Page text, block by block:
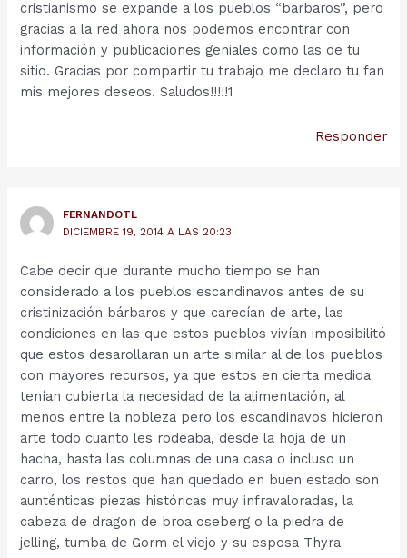
cristianismo se expande a los pueblos “barbaros”, pero
gracias a la red ahora nos podemos encontrar con
información y publicaciones geniales como las de tu
sitio. Gracias por compartir tu trabajo me declaro tu fan
mis mejores deseos. Saludos!!!!!1
Responder
FERNANDOTL
DICIEMBRE 19, 2014 A LAS 20:23
Cabe decir que durante mucho tiempo se han
considerado a los pueblos escandinavos antes de su
cristinización bárbaros y que carecían de arte, las
condiciones en las que estos pueblos vivían imposibilitó
que estos desarollaran un arte similar al de los pueblos
con mayores recursos, ya que estos en cierta medida
tenían cubierta la necesidad de la alimentación, al
menos entre la nobleza pero los escandinavos hicieron
arte todo cuanto les rodeaba, desde la hoja de un
hacha, hasta las columnas de una casa o incluso un
carro, los restos que han quedado en buen estado son
aunténticas piezas históricas muy infravaloradas, la
cabeza de dragon de broa oseberg o la piedra de
jelling, tumba de Gorm el viejo y su esposa Thyra